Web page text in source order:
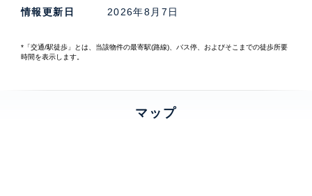
情報更新日 2026年8月7日
*「交通/駅徒歩」とは、当該物件の最寄駅(路線)、バス停、およびそこまでの徒歩所要
時間を表示します。
マップ